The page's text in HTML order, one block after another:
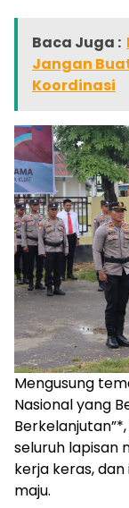
Baca Juga :
Jangan
Koordinasi
Mengusung
Nasional yang
seluruh lapisan
kerja keras,
maju.